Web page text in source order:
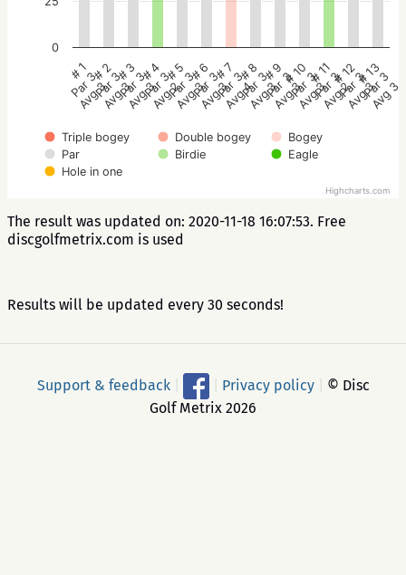
Triple bogey Double bogey
Bogey
Par
Birdie
Eagle
Hole in one
# 1
Par 3
Avg 3
# 2
Par 3
Avg 3
# 3
Par 3
Avg 3
# 4
Par 3
Avg 2
# 5
Par 3
Avg 3
# 6
Par 3
Avg 3
# 7
Par 3
Avg 4
# 8
Par 3
Avg 3
# 9
Par 3
Avg 3
# 10
Par 3
Avg 3
# 11
Par 3
Avg 2
# 12
Par 3
Avg 3
# 13
Par 3
Avg 3
0
Highcharts.com
The result was updated on: 2020-11-18 16:07:53. Free
discgolfmetrix.com is used
Results will be updated every 30 seconds!
Support & feedback Privacy policy
© Disc
Golf Metrix 2026